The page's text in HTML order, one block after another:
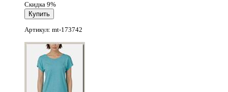
Скидка 9%
Артикул: mt-173742